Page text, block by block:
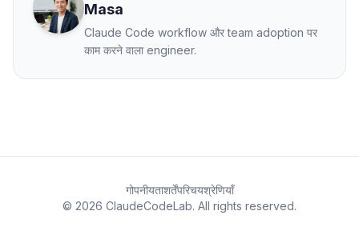
Masa
Claude Code workflow और team adoption पर
काम करने वाला engineer.
गोपनीयताशर्तेंपरिचयश्रेणियाँ
© 2026 ClaudeCodeLab. All rights reserved.